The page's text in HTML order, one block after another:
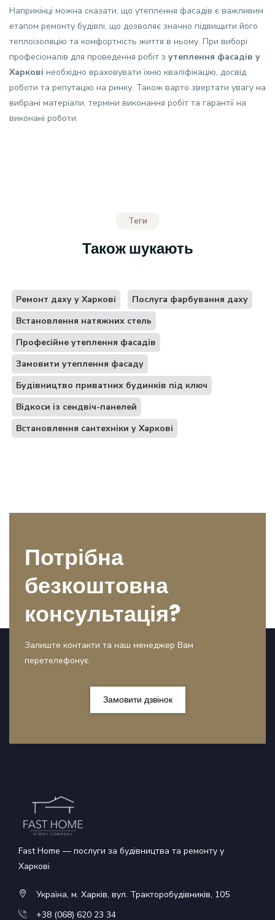
Наприкінці можна сказати, що утеплення фасадів є важливим
етапом ремонту будівлі, що дозволяє значно підвищити його
теплоізоляцію та комфортність життя в ньому. При виборі
професіоналів для проведення робіт з утеплення фасадів у
Харкові необхідно враховувати їхню кваліфікацію, досвід
роботи та репутацію на ринку. Також варто звертати увагу на
вибрані матеріали, терміни виконання робіт та гарантії на
виконані роботи.
Теги
Також шукають
Ремонт даху у Харкові
Послуга фарбування даху
Встановлення натяжних стель
Професійне утеплення фасадів
Замовити утеплення фасаду
Будівництво приватних будинків під ключ
Відкоси із сендвіч-панелей
Встановлення сантехніки у Харкові
Потрібна
безкоштовна
консультація?
Залиште контакти та наш менеджер Вам
перетелефонує.
Замовити дзвінок
Fast Home — послуги за будівництва та ремонту у
Харкові
Україна, м. Харків, вул. Тракторобудівників, 105
+38 (068) 620 23 34